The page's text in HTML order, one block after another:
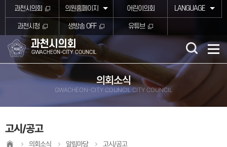
본문바로가기
과천시의회 의원홈페이지 어린이의회 LANGUAGE
과천시청 생방송 OFF 유튜브
과천시의회
GWACHEON-CITY COUNCIL
의회소식
GWACHEON-CITY COUNCIL CITY COUNCIL
고시/공고
의회소식 알림마당 고시/공고